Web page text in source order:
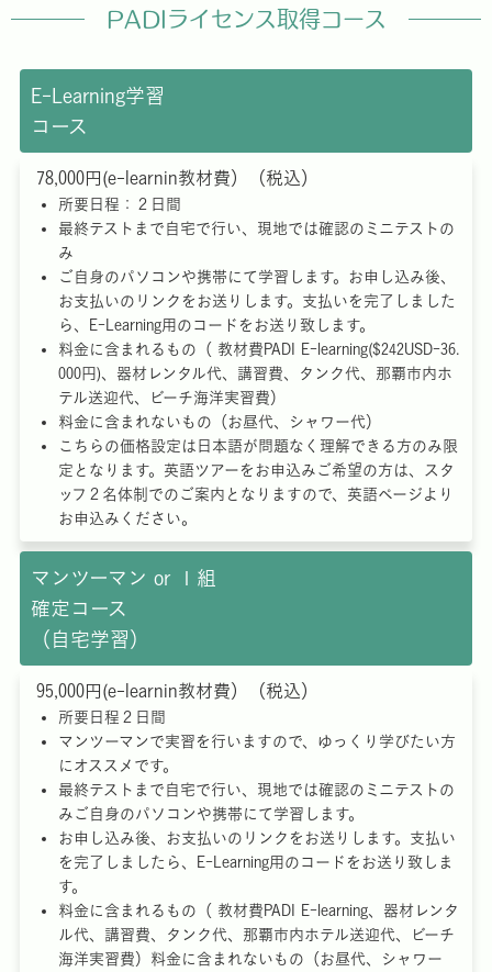
PADIライセンス取得コース
E-Learning学習
コース
78,000円(e-learnin教材費）（税込）
所要日程：２日間
最終テストまで自宅で行い、現地では確認のミニテストの
み
ご自身のパソコンや携帯にて学習します。お申し込み後、
お支払いのリンクをお送りします。支払いを完了しました
ら、E-Learning用のコードをお送り致します。
料金に含まれるもの（ 教材費PADI E-learning($242USD-36.
000円)、器材レンタル代、講習費、タンク代、那覇市内ホ
テル送迎代、ビーチ海洋実習費）
料金に含まれないもの（お昼代、シャワー代）
こちらの価格設定は日本語が問題なく理解できる方のみ限
定となります。英語ツアーをお申込みご希望の方は、スタ
ッフ２名体制でのご案内となりますので、英語ページより
お申込みください。
マンツーマン or １組
確定コース
（自宅学習）
95,000円(e-learnin教材費）（税込）
所要日程２日間
マンツーマンで実習を行いますので、ゆっくり学びたい方
にオススメです。
最終テストまで自宅で行い、現地では確認のミニテストの
みご自身のパソコンや携帯にて学習します。
お申し込み後、お支払いのリンクをお送りします。支払い
を完了しましたら、E-Learning用のコードをお送り致しま
す。
料金に含まれるもの（ 教材費PADI E-learning、器材レンタ
ル代、講習費、タンク代、那覇市内ホテル送迎代、ビーチ
海洋実習費）料金に含まれないもの（お昼代、シャワー